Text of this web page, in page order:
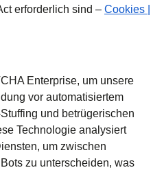
erforderlich sind – Cookies |
Enterprise, um unsere
vor automatisiertem
und betrügerischen
Technologie analysiert
um zwischen
zu unterscheiden, was